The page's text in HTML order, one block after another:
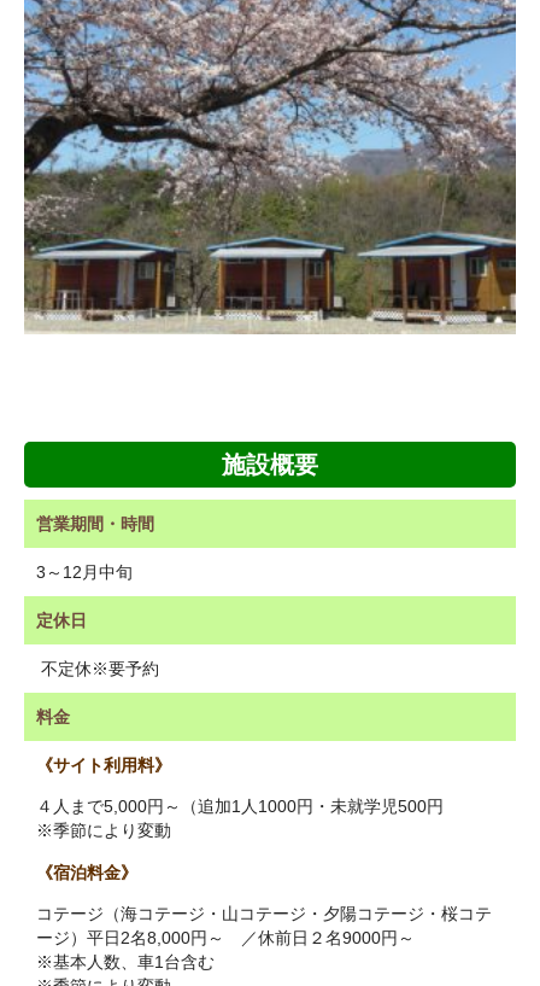
施設概要
営業期間・時間
3～12月中旬
定休日
不定休※要予約
料金
《サイト利用料》
４人まで5,000円～（追加1人1000円・未就学児500円
※季節により変動
《宿泊料金》
コテージ（海コテージ・山コテージ・夕陽コテージ・桜コテ
ージ）平日2名8,000円～ ／休前日２名9000円～
※基本人数、車1台含む